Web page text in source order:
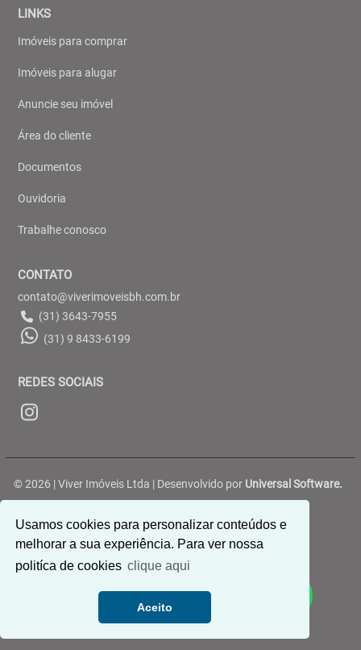
Usamos cookies para personalizar conteúdos e
melhorar a sua experiência. Para ver nossa
politíca de cookies clique aqui
Aceito
LINKS
Imóveis para comprar
Imóveis para alugar
Anuncie seu imóvel
Área do cliente
Documentos
Ouvidoria
Trabalhe conosco
CONTATO
contato@viverimoveisbh.com.br
(31) 3643-7955
(31) 9 8433-6199
REDES SOCIAIS
© 2026 | Viver Imóveis Ltda | Desenvolvido por Universal Software.
Rua Belterra, 188 - Ouro Preto - Belo Horizonte/MG